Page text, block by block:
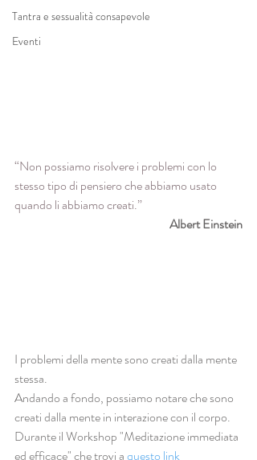
Tantra e sessualità consapevole
Eventi
“Non possiamo risolvere i problemi con lo
stesso tipo di pensiero che abbiamo usato
quando li abbiamo creati.”
Albert Einstein
I problemi della mente sono creati dalla mente
stessa.
Andando a fondo, possiamo notare che sono
creati dalla mente in interazione con il corpo.
Durante il Workshop "Meditazione immediata
ed efficace" che trovi a questo link